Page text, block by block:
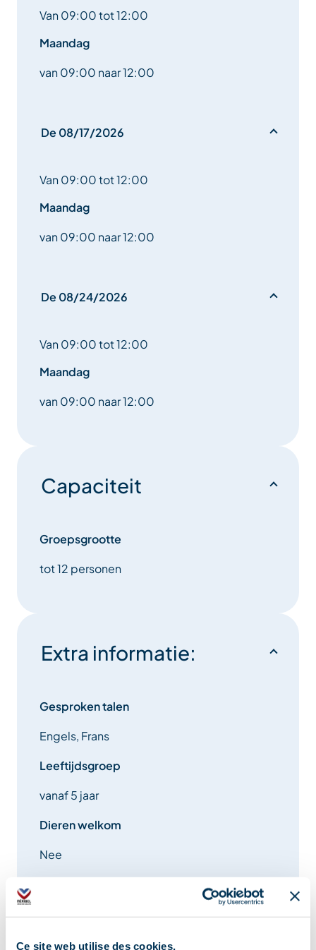
Ce site web utilise des cookies.
Van 09:00 tot 12:00
Maandag
van 09:00 naar 12:00
De 08/17/2026
Van 09:00 tot 12:00
Maandag
van 09:00 naar 12:00
De 08/24/2026
Van 09:00 tot 12:00
Maandag
van 09:00 naar 12:00
Capaciteit
Groepsgrootte
tot 12 personen
Extra informatie:
Gesproken talen
Engels, Frans
Leeftijdsgroep
vanaf 5 jaar
Dieren welkom
Nee
Lokalisatie